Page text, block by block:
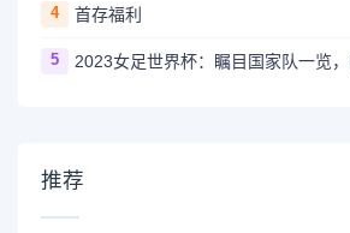
4 首存福利
5
推荐